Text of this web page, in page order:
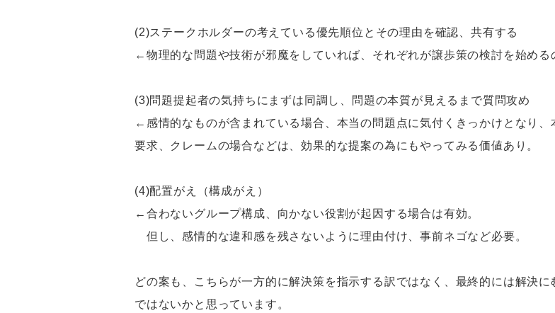
(2)ステークホルダーの考えている優先順位とその理由を確認、共有する
←物理的な問題や技術が邪魔をしていれば、それぞれが譲歩策の検討を始める
(3)問題提起者の気持ちにまずは同調し、問題の本質が見えるまで質問攻め
←感情的なものが含まれている場合、本当の問題点に気付くきっかけとなり
要求、クレームの場合などは、効果的な提案の為にもやってみる価値あり。
(4)配置がえ（構成がえ）
←合わないグループ構成、向かない役割が起因する場合は有効。
但し、感情的な違和感を残さないように理由付け、事前ネゴなど必要。
どの案も、こちらが一方的に解決策を指示する訳ではなく、最終的には解決
ではないかと思っています。